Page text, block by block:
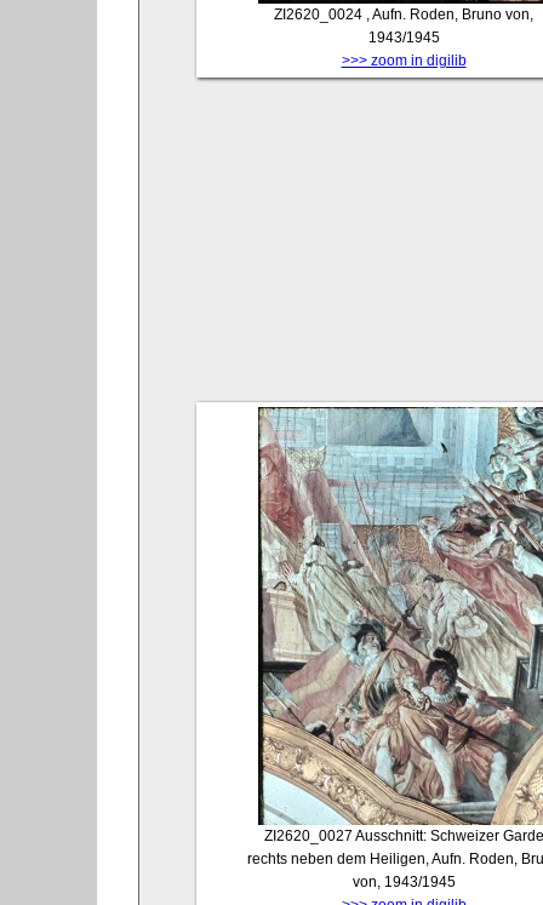
ZI2620_0024 , Aufn. Roden, Bruno von,
1943/1945
>>> zoom in digilib
ZI2620_0027 Ausschnitt: Schweizer Garde
rechts neben dem Heiligen, Aufn. Roden,
von, 1943/1945